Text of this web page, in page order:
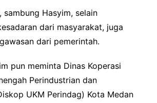
sambung Hasyim, selain
dari masyarakat, juga
dari pemerintah.
pun meminta Dinas Koperasi
Perindustrian dan
UKM Perindag) Kota Medan